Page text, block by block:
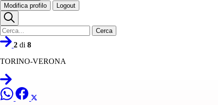
Modifica profilo Logout
Cerca
2 di 8
TORINO-VERONA